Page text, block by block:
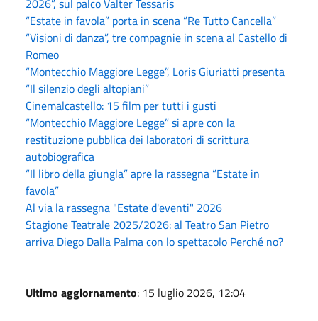
“Estate in favola” porta in scena “Re Tutto Cancella”
“Visioni di danza”, tre compagnie in scena al Castello di
Romeo
“Montecchio Maggiore Legge”, Loris Giuriatti presenta
“Il silenzio degli altopiani”
Cinemalcastello: 15 film per tutti i gusti
“Montecchio Maggiore Legge” si apre con la
restituzione pubblica dei laboratori di scrittura
autobiografica
“Il libro della giungla” apre la rassegna “Estate in
favola”
Al via la rassegna "Estate d'eventi" 2026
Stagione Teatrale 2025/2026: al Teatro San Pietro
arriva Diego Dalla Palma con lo spettacolo Perché no?
Ultimo aggiornamento: 15 luglio 2026, 12:04